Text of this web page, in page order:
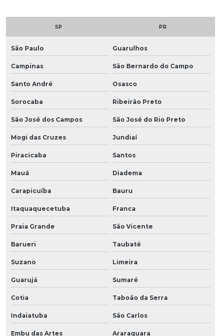
SP PR
São Paulo Guarulhos
Campinas São Bernardo do Campo
Santo André Osasco
Sorocaba Ribeirão Preto
São José dos Campos São José do Rio Preto
Mogi das Cruzes Jundiaí
Piracicaba Santos
Mauá Diadema
Carapicuíba Bauru
Itaquaquecetuba Franca
Praia Grande São Vicente
Barueri Taubaté
Suzano Limeira
Guarujá Sumaré
Cotia Taboão da Serra
Indaiatuba São Carlos
Embu das Artes Araraquara